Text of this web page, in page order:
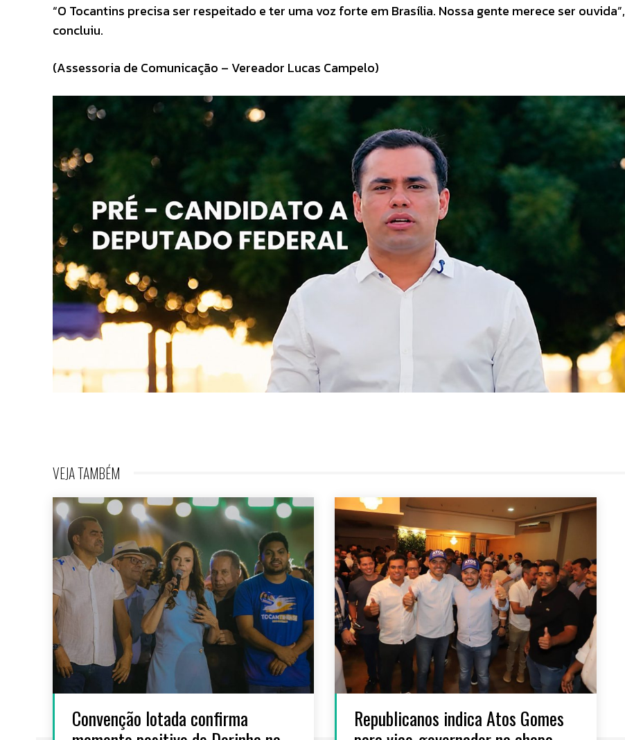
“O Tocantins precisa ser respeitado e ter uma voz forte em Brasília. Nossa gente merece ser ouvida”,
concluiu.
(Assessoria de Comunicação – Vereador Lucas Campelo)
VEJA TAMBÉM
Convenção lotada confirma Republicanos indica Atos Gomes